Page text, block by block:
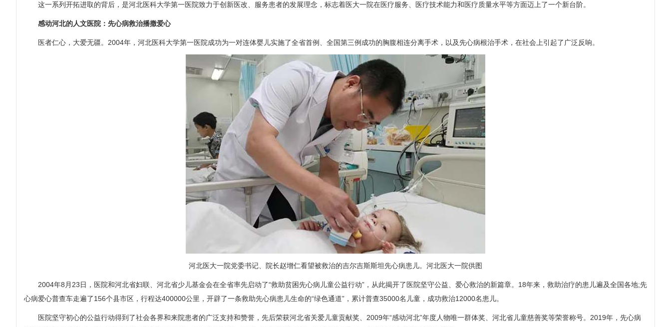
这一系列开拓进取的背后，是河北医科大学第一医院致力于创新医改、服务患者的发展理念，标志着医大一院在医疗服务、医疗技术能力和医疗质量水平等方面迈上了一个新台阶。
感动河北的人文医院：先心病救治播撒爱心
医者仁心，大爱无疆。2004年，河北医科大学第一医院成功为一对连体婴儿实施了全省首例、全国第三例成功的胸腹相连分离手术，以及先心病根治手术，在社会上引起了广泛反响。
河北医大一院党委书记、院长赵增仁看望被救治的吉尔吉斯斯坦先心病患儿。河北医大一院供图
2004年8月23日，医院和河北省妇联、河北省少儿基金会在全省率先启动了“救助贫困先心病儿童公益行动”，从此揭开了医院坚守公益、爱心救治的新篇章。18年来，救助治疗的患儿遍及全国各地;先
心病爱心普查车走遍了156个县市区，行程达400000公里，开辟了一条救助先心病患儿生命的“绿色通道”，累计普查35000名儿童，成功救治12000名患儿。
医院坚守初心的公益行动得到了社会各界和来院患者的广泛支持和赞誉，先后荣获河北省关爱儿童贡献奖、2009年“感动河北”年度人物唯一群体奖、河北省儿童慈善奖等荣誉称号。2019年，先心病